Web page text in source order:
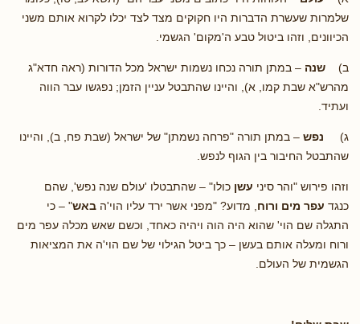
שלמרות שעשרת הדברות היו חקוקים מצד לצד יכלו לקרוא אותם משני
הכיוונים, וזהו ביטול טבע ה'מקום' הגשמי.
ב) שנה – במתן תורה נכחו נשמות ישראל מכל הדורות (ראה חדא"ג
מהרש"א שבת קמו, א), והיינו שהתבטל עניין הזמן; נפגשו עבר הווה
ועתיד.
ג) נפש – במתן תורה "פרחה נשמתן" של ישראל (שבת פח, ב), והיינו
שהתבטל החיבור בין הגוף לנפש.
וזהו פירוש "והר סיני עשן כולו" – שהתבטלו 'עולם שנה נפש', שהם
כנגד עפר מים ורוח , מדוע? "מפני אשר ירד עליו הוי'ה באש" – כי
התגלה שם הוי' שהוא היה הוה ויהיה כאחד, וכשם שאש מכלה עפר מים
ורוח ומעלה אותם בעשן – כך ביטל הגילוי של שם הוי'ה את המציאות
הגשמית של העולם.